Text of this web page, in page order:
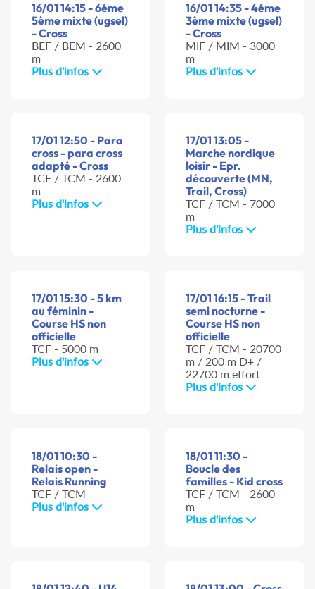
16/01 14:15 - 6éme
5ème mixte (ugsel)
- Cross
BEF / BEM - 2600
m
Plus d'infos
16/01 14:35 - 4éme
3ème mixte (ugsel)
- Cross
MIF / MIM - 3000
m
Plus d'infos
17/01 12:50 - Para
cross - para cross
adapté - Cross
TCF / TCM - 2600
m
Plus d'infos
17/01 13:05 -
Marche nordique
loisir - Epr.
découverte (MN,
Trail, Cross)
TCF / TCM - 7000
m
Plus d'infos
17/01 15:30 - 5 km
au féminin -
Course HS non
officielle
TCF - 5000 m
Plus d'infos
17/01 16:15 - Trail
semi nocturne -
Course HS non
officielle
TCF / TCM - 20700
m / 200 m D+ /
22700 m effort
Plus d'infos
18/01 10:30 -
Relais open -
Relais Running
TCF / TCM -
Plus d'infos
18/01 11:30 -
Boucle des
familles - Kid cross
TCF / TCM - 2600
m
Plus d'infos